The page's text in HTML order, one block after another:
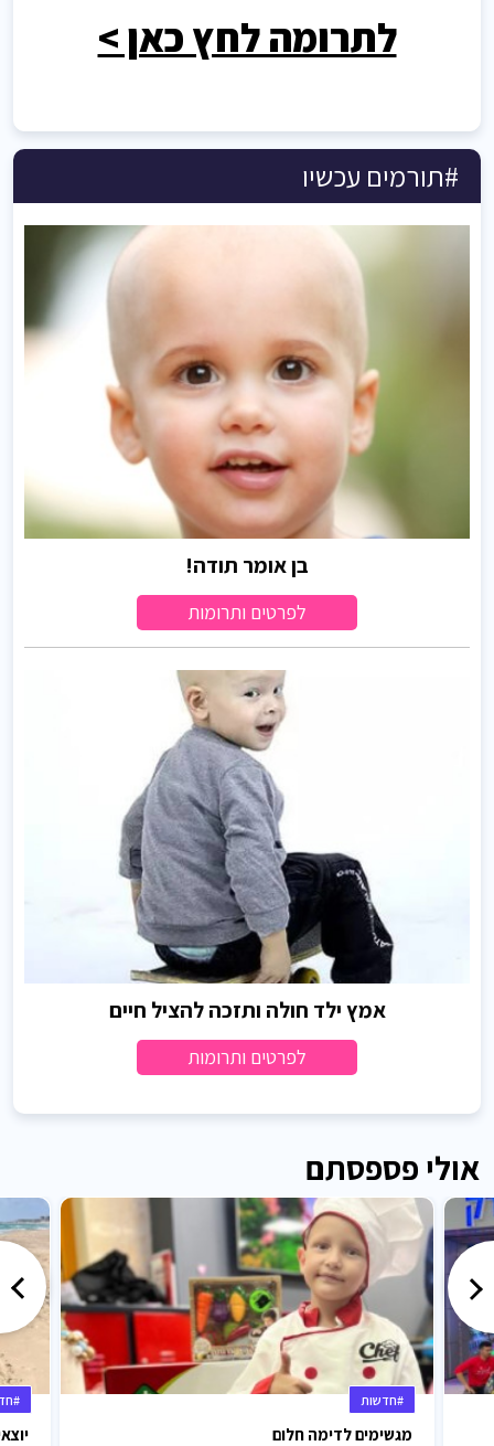
לתרומה לחץ כאן >
#תורמים עכשיו
בן אומר תודה!
לפרטים ותרומות
אמץ ילד חולה ותזכה להציל חיים
לפרטים ותרומות
אולי פספסתם
#חדשות
מגשימים לדימה חלום